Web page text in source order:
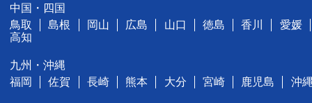
中国・四国
鳥取
島根 岡山 広島 山口 徳島 香川
愛媛
高知
九州・沖縄
福岡
佐賀 長崎 熊本 大分 宮崎 鹿児島 沖